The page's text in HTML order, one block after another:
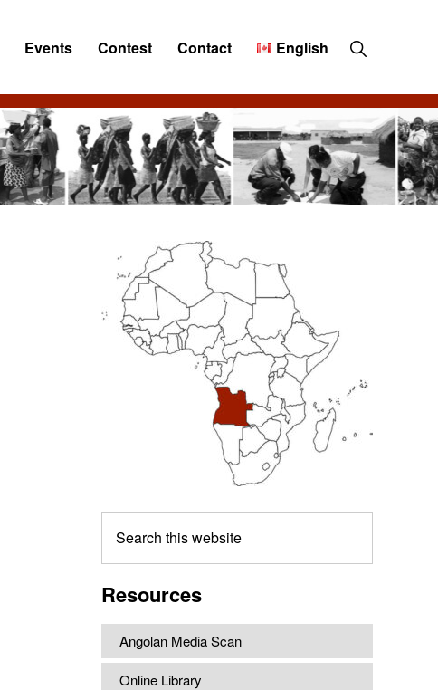
Events Contest Contact English Show
Search
Primary
Sidebar
this
Resources
Angolan Media Scan
Online Library